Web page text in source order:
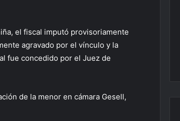
el fiscal imputó provisoriamente
agravado por el vínculo y la
fue concedido por el Juez de
de la menor en cámara Gesell,